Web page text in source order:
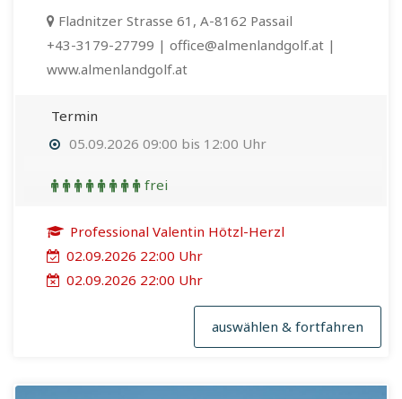
Fladnitzer Strasse 61, A-8162 Passail
+43-3179-27799 | office@almenlandgolf.at |
www.almenlandgolf.at
Termin
05.09.2026 09:00 bis 12:00 Uhr
frei
Professional Valentin Hötzl-Herzl
02.09.2026 22:00 Uhr
02.09.2026 22:00 Uhr
auswählen & fortfahren